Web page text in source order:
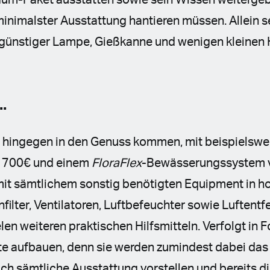
Ausstattung hantieren müssen. Allein
Lampe, Gießkanne und wenigen kleinen
in den Genuss kommen, mit
und einem FloraFlex-Bewässerungssystem
sämtlichem sonstig benötigten Equipment in
Ventilatoren, Luftbefeuchter sowie
weiteren praktischen Hilfsmitteln. Verfolgt in
aufbauen, denn sie werden zumindest dabei